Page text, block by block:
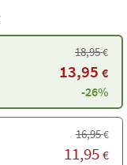
18,95€
13,95 €
-26%
16,95€
11,95 €